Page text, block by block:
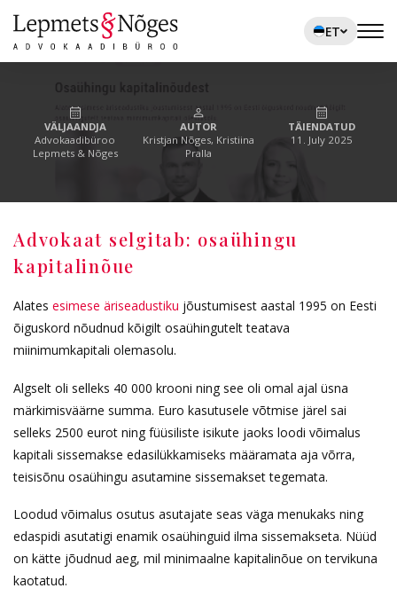
ET
VÄLJAANDJA
Advokaadibüroo
Lepmets & Nõges
AUTOR
Kristjan Nõges, Kristiina
Pralla
TÄIENDATUD
11. July 2025
Advokaat selgitab: osaühingu
kapitalinõue
Alates esimese äriseadustiku jõustumisest aastal 1995 on Eesti
õiguskord nõudnud kõigilt osaühingutelt teatava
miinimumkapitali olemasolu.
Algselt oli selleks 40 000 krooni ning see oli omal ajal üsna
märkimisväärne summa. Euro kasutusele võtmise järel sai
selleks 2500 eurot ning füüsiliste isikute jaoks loodi võimalus
kapitali sissemakse edasilükkamiseks määramata aja võrra,
teisisõnu osaühingu asutamine sissemakset tegemata.
Loodud võimalus osutus asutajate seas väga menukaks ning
edaspidi asutatigi enamik osaühinguid ilma sissemakseta. Nüüd
on kätte jõudnud aeg, mil minimaalne kapitalinõue on tervikuna
kaotatud.